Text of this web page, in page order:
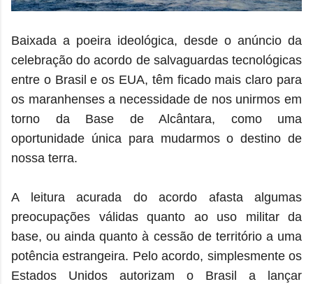
Baixada a poeira ideológica, desde o anúncio da
celebração do acordo de salvaguardas tecnológicas
entre o Brasil e os EUA, têm ficado mais claro para
os maranhenses a necessidade de nos unirmos em
torno da Base de Alcântara, como uma
oportunidade única para mudarmos o destino de
nossa terra.
A leitura acurada do acordo afasta algumas
preocupações válidas quanto ao uso militar da
base, ou ainda quanto à cessão de território a uma
potência estrangeira. Pelo acordo, simplesmente os
Estados Unidos autorizam o Brasil a lançar